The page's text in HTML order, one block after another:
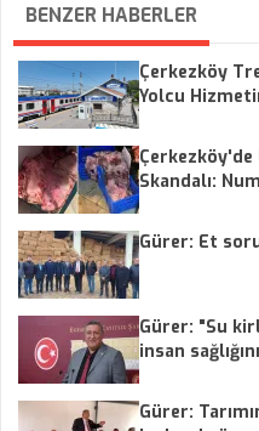
BENZER HABERLER
Çerkezköy
Yolcu
Skandalı:
Gürer: Et
Gürer: "Su
insan
Gürer: